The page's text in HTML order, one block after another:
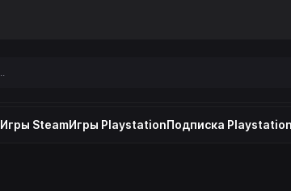
Игры SteamИгры PlaystationПодписка